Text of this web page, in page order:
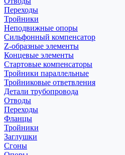
Переходы
Тройники
Неподвижные опоры
Cильфонный компенсатор
Z-образные элементы
Концевые элементы
Стартовые компенсаторы
Тройники параллельные
Тройниковые ответвления
Детали трубопровода
Отводы
Переходы
Фланцы
Тройники
Заглушки
Сгоны